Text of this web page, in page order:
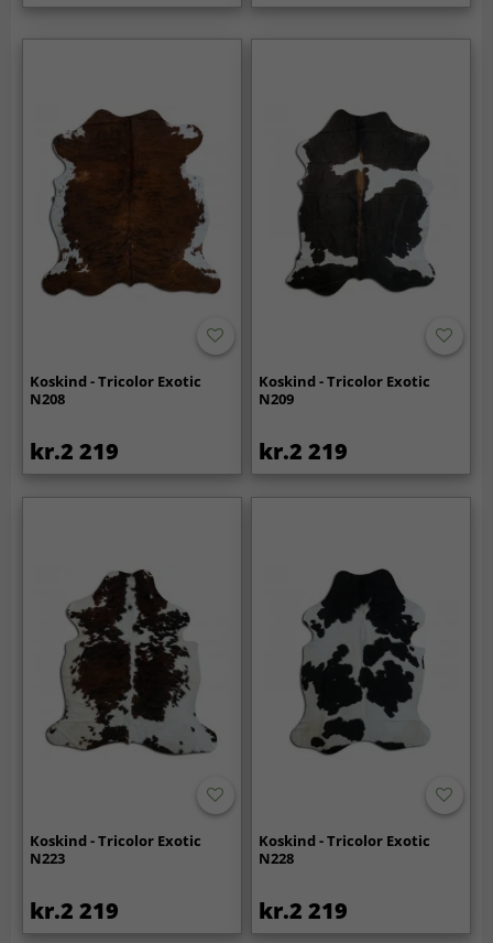
Koskind - Tricolor Exotic
N208
kr.2 219
Koskind - Tricolor Exotic
N209
kr.2 219
Koskind - Tricolor Exotic
N223
kr.2 219
Koskind - Tricolor Exotic
N228
kr.2 219